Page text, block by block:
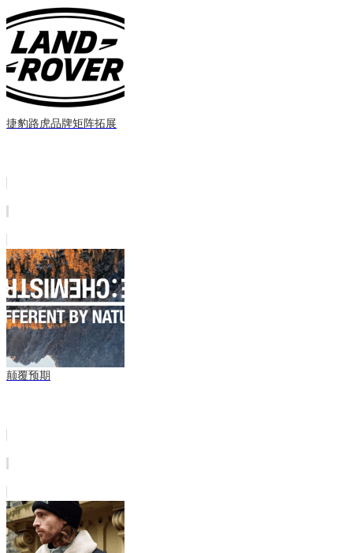
捷豹路虎品牌矩阵拓展
颠覆预期